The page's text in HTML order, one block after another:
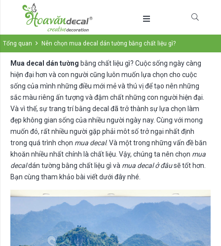
Tổng quan Nên chọn mua decal dán tường bằng chất liệu gì?
Mua decal dán tường bằng chất liệu gì? Cuộc sống ngày càng
hiện đại hơn và con người cũng luôn muốn lựa chọn cho cuộc
sống của mình những điều mới mẻ và thú vị để tạo nên những
sắc màu riêng ấn tượng và đậm chất những con người hiện đại.
Và vì thế, sự trang trí bằng decal đã trở thành sự lựa chọn làm
đẹp không gian sống của nhiều người ngày nay. Cùng với mong
muốn đó, rất nhiều người gặp phải môt số trở ngại nhất định
trong quá trình chọn mua decal. Và một trong những vấn đề băn
khoăn nhiều nhất chính là chất liệu. Vậy, chúng ta nên chọn mua
decaldán tường bằng chất liệu gì và mua decal ở đâusẽ tốt hơn.
Bạn cùng tham khảo bài viết dưới đây nhé.